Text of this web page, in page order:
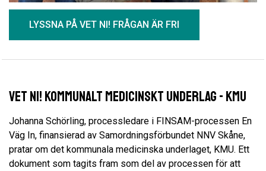
LYSSNA PÅ VET NI! FRÅGAN ÄR FRI
Vet Ni! Kommunalt medicinskt underlag - KMU
Johanna Schörling, processledare i FINSAM-processen En
Väg In, finansierad av Samordningsförbundet NNV Skåne,
pratar om det kommunala medicinska underlaget, KMU. Ett
dokument som tagits fram som del av processen för att